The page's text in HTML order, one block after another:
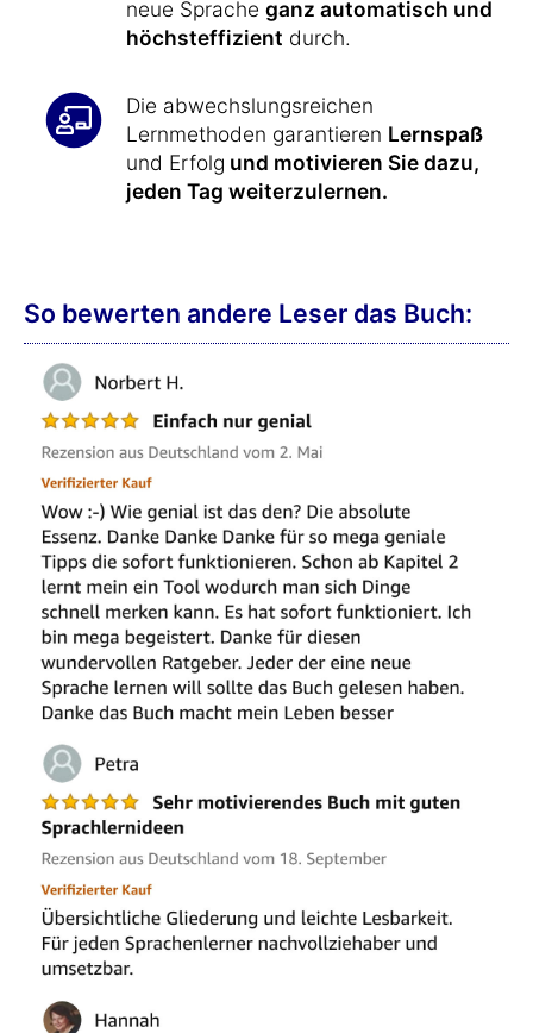
neue Sprache ganz automatisch und
höchsteffizient durch.
Die abwechslungsreichen
Lernmethoden garantieren Lernspaß
und Erfolg und motivieren Sie dazu,
jeden Tag weiterzulernen.
So bewerten andere Leser das Buch: